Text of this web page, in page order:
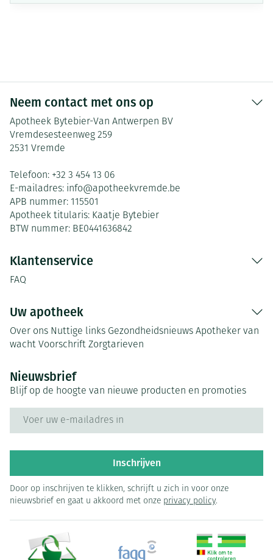
Neem contact met ons op
Apotheek Bytebier-Van Antwerpen BV
Vremdesesteenweg 259
2531 Vremde
Telefoon: +32 3 454 13 06
E-mailadres: info@apotheekvremde.be
APB nummer: 115501
Apotheek titularis: Kaatje Bytebier
BTW nummer: BE0441636842
Klantenservice
FAQ
Uw apotheek
Over ons Nuttige links Gezondheidsnieuws Apotheker van
wacht Voorschrift Zorgtarieven
Nieuwsbrief
Blijf op de hoogte van nieuwe producten en promoties
Inschrijven
Door op inschrijven te klikken, schrijft u zich in voor onze
nieuwsbrief en gaat u akkoord met onze privacy policy.